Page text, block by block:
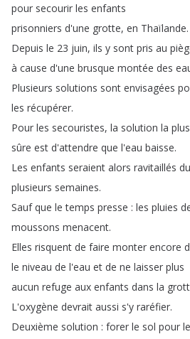
pour secourir les enfants
prisonniers d'une grotte, en Thaïlande.
Depuis le 23 juin, ils y sont pris au
à cause d'une brusque montée des
Plusieurs solutions sont envisagées
les récupérer.
Pour les secouristes, la solution la plus
sûre est d'attendre que l'eau baisse.
Les enfants seraient alors ravitaillés
plusieurs semaines.
Sauf que le temps presse : les pluies
moussons menacent.
Elles risquent de faire monter encore
le niveau de l'eau et de ne laisser plus
aucun refuge aux enfants dans la
L'oxygène devrait aussi s'y raréfier.
Deuxième solution : forer le sol pour